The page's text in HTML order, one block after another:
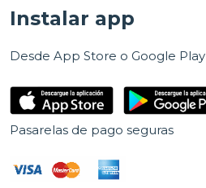
Instalar app
Desde App Store o Google Play
Pasarelas de pago seguras